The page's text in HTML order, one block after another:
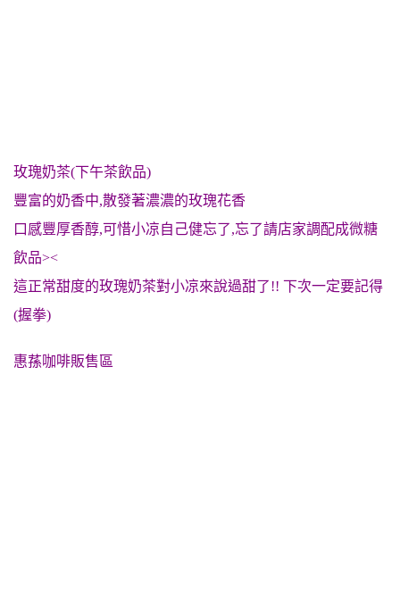
玫瑰奶茶(下午茶飲品)
豐富的奶香中,散發著濃濃的玫瑰花香
口感豐厚香醇,可惜小凉自己健忘了,忘了請店家調配成微糖
飲品><
這正常甜度的玫瑰奶茶對小凉來說過甜了!! 下次一定要記得
(握拳)
惠蓀咖啡販售區